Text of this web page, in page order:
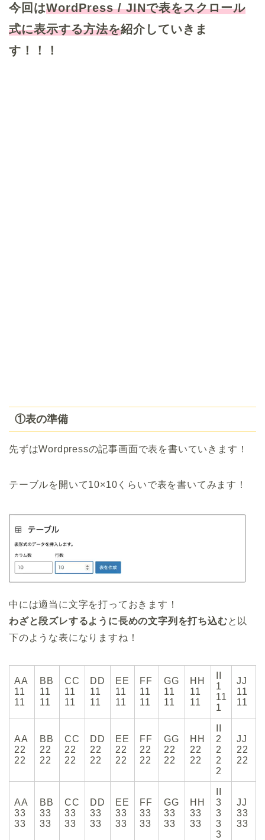
今回はWordPress / JINで表をスクロール
式に表示する方法を紹介していきま
す！！！
①表の準備
先ずはWordpressの記事画面で表を書いていきます！
テーブルを開いて10×10くらいで表を書いてみます！
中には適当に文字を打っておきます！
わざと段ズレするように長めの文字列を打ち込むと以
下のような表になりますね！
AA
11
11
BB
11
11
CC
11
11
DD
11
11
EE
11
11
FF
11
11
GG
11
11
HH
11
11
1
11
1
JJ
11
11
AA
22
22
BB
22
22
CC
22
22
DD
22
22
EE
22
22
FF
22
22
GG
22
22
HH
22
22
2
2
2
2
JJ
22
22
AA
33
33
BB
33
33
CC
33
33
DD
33
33
EE
33
33
FF
33
33
GG
33
33
HH
33
33
3
3
3
3
JJ
33
33